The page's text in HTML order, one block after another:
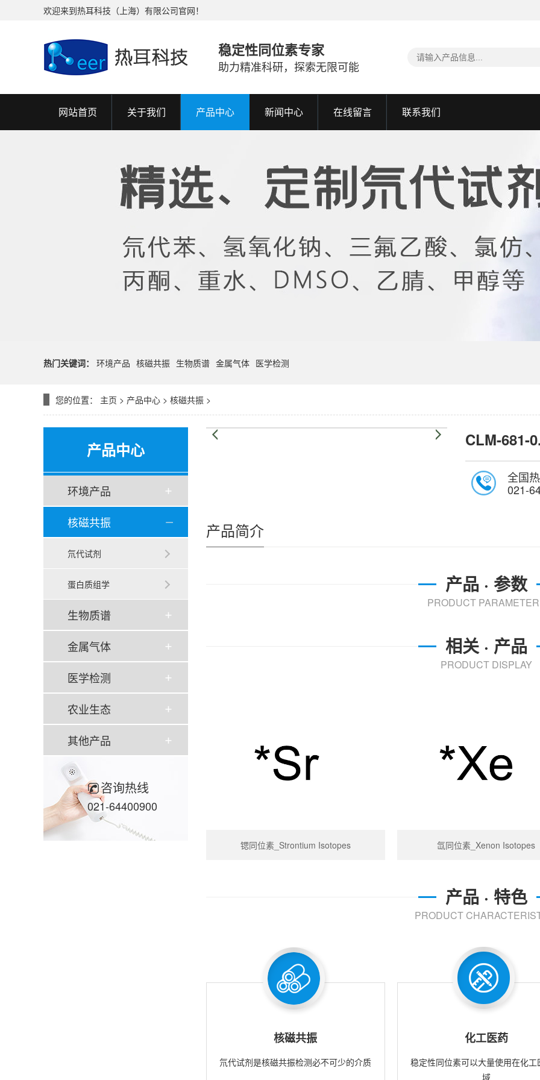
欢迎来到热耳科技（上海）有限公司官网！
稳定性同位素专家
助力精准科研，探索无限可能
网站首页 关于我们 产品中心 新闻中心 在线留言 联系我们
热门关键词： 环境产品 核磁共振 生物质谱 金属气体 医学检测
您的位置： 主页 > 产品中心 > 核磁共振 >
产品中心
环境产品
核磁共振
氘代试剂
蛋白质组学
生物质谱
金属气体
医学检测
农业生态
其他产品
咨询热线
021-64400900
CLM-681-
全国
021-
产品简介
产品 · 参数
PRODUCT
相关 · 产品
PRODUCT DISPLAY
锶同位素_Strontium Isotopes 氙同位素_Xenon Isotopes
产品 · 特色
PRODUCT
核磁共振
氘代试剂是核磁共振检测必不可少的介质
化工医药
稳定性同位素可以大量使用在化工
域